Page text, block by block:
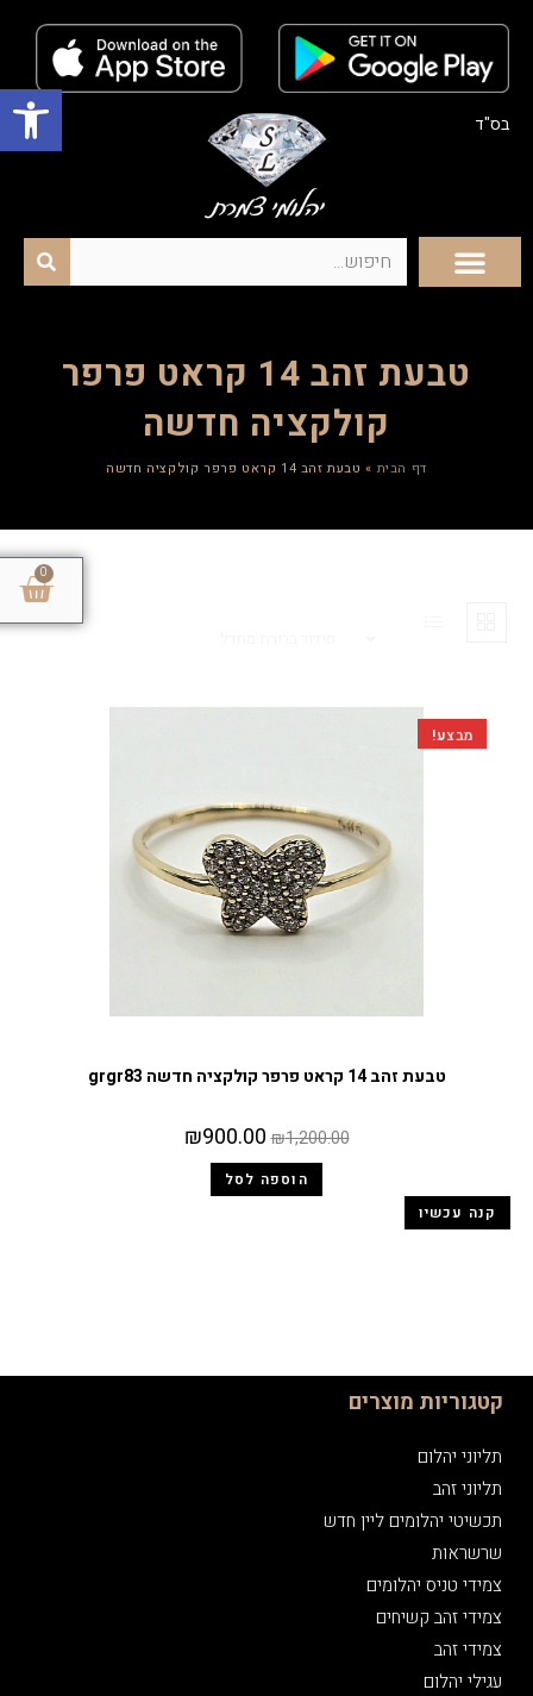
פתח סרגל נגישות בס"ד
0
טבעת זהב 14 קראט פרפר
קולקציה חדשה
דף הבית» טבעת זהב 14 קראט פרפר קולקציה חדשה
מבצע!
טבעת זהב 14 קראט פרפר קולקציה חדשה grgr83
₪1,200.00
₪900.00
הוספה לסל
קנה עכשיו
קטגוריות מוצרים
תליוני יהלום
תליוני זהב
תכשיטי יהלומים ליין חדש
שרשראות
צמידי טניס יהלומים
צמידי זהב קשיחים
צמידי זהב
עגילי יהלום